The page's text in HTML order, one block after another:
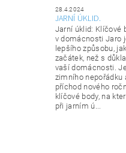
28.4.2024
JARNÍ ÚKLID.
Jarní úklid: Klíčové
v domácnosti Jaro
lepšího způsobu,
začátek, než s
vaší domácnosti.
zimního nepořádku
příchod nového
klíčové body, na
při jarním ú...